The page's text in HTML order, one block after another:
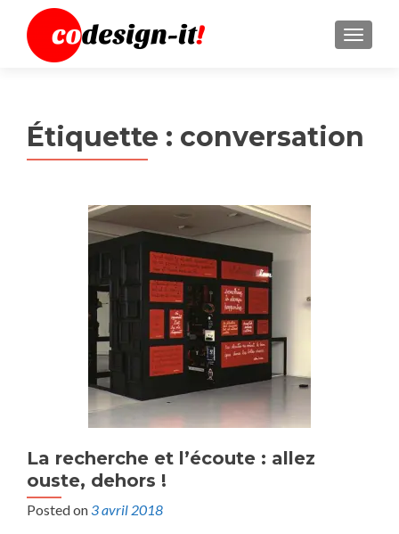
MENU
Étiquette : conversation
La recherche et l’écoute : allez
ouste, dehors !
Posted on 3 avril 2018